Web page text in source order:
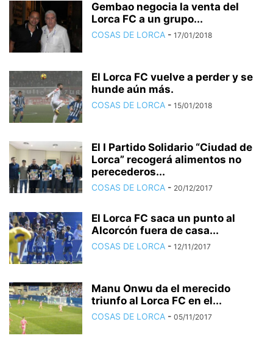
Gembao negocia la venta del
Lorca FC a un grupo...
COSAS DE LORCA - 17/01/2018
El Lorca FC vuelve a perder y se
hunde aún más.
COSAS DE LORCA - 15/01/2018
El I Partido Solidario “Ciudad de
Lorca” recogerá alimentos no
perecederos...
COSAS DE LORCA - 20/12/2017
El Lorca FC saca un punto al
Alcorcón fuera de casa...
COSAS DE LORCA - 12/11/2017
Manu Onwu da el merecido
triunfo al Lorca FC en el...
COSAS DE LORCA - 05/11/2017